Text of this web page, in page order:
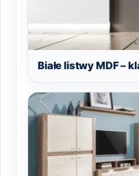
Białe listwy MDF –